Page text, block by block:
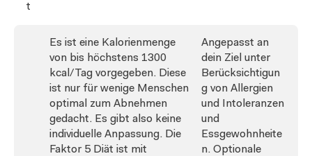
t
Es ist eine Kalorienmenge
von bis höchstens 1300
kcal/Tag vorgegeben. Diese
ist nur für wenige Menschen
optimal zum Abnehmen
gedacht. Es gibt also keine
individuelle Anpassung. Die
Faktor 5 Diät ist mit
Angepasst an
dein Ziel unter
Berücksichtigun
g von Allergien
und Intoleranzen
und
Essgewohnheite
n. Optionale